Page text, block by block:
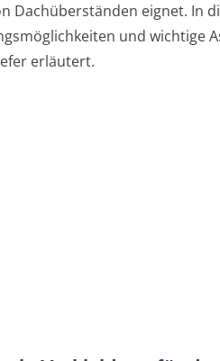
Dachüberständen eignet. In
und wichtige
erläutert.